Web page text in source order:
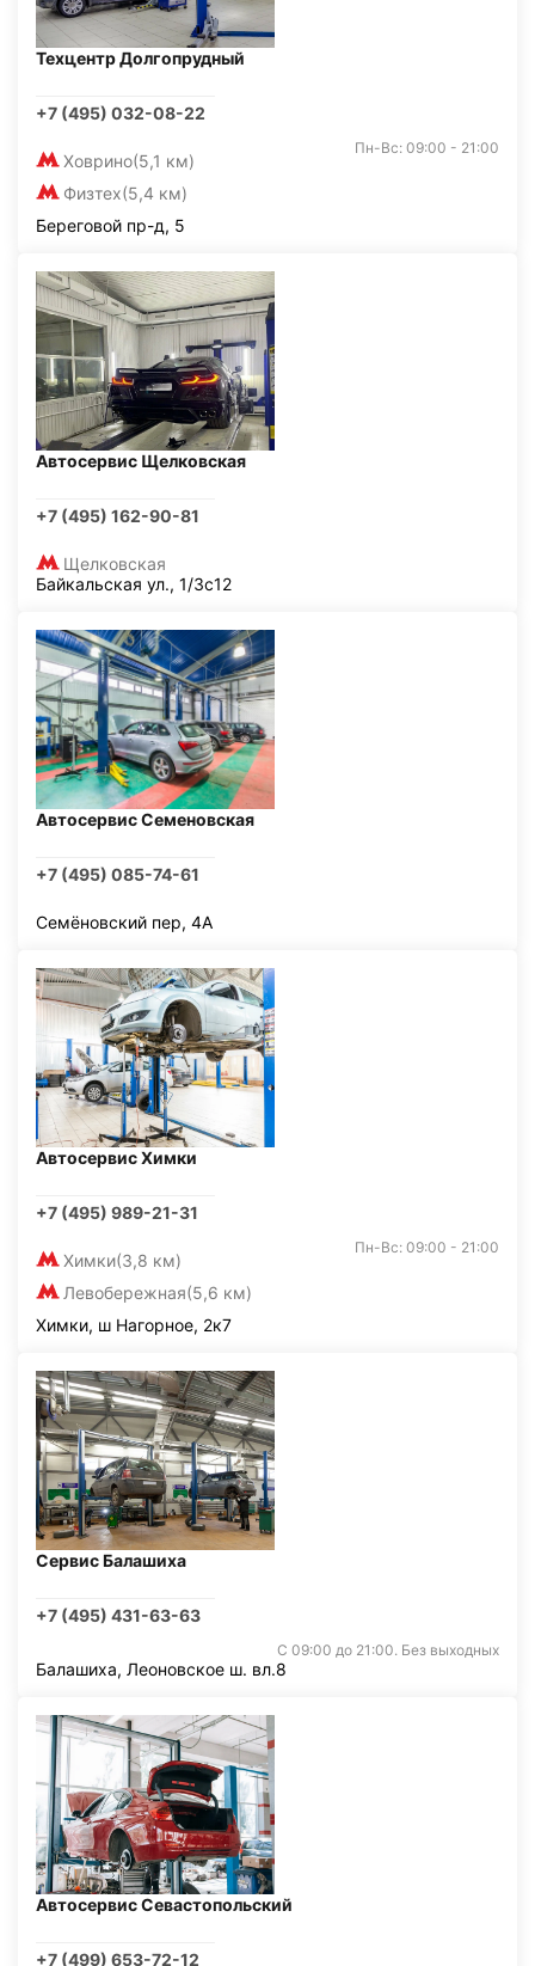
Техцентр Долгопрудный
+7 (495) 032-08-22
Ховрино(5,1 км)
Физтех(5,4 км)
Пн-Вс: 09:00 - 21:00
Береговой пр-д, 5
Автосервис Щелковская
+7 (495) 162-90-81
Щелковская
Байкальская ул., 1/3с12
Автосервис Семеновская
+7 (495) 085-74-61
Семёновский пер, 4А
Автосервис Химки
+7 (495) 989-21-31
Химки(3,8 км)
Левобережная(5,6 км)
Пн-Вс: 09:00 - 21:00
Химки, ш Нагорное, 2к7
Сервис Балашиха
+7 (495) 431-63-63
С 09:00 до 21:00. Без выходных
Балашиха, Леоновское ш. вл.8
Автосервис Севастопольский
+7 (499) 653-72-12